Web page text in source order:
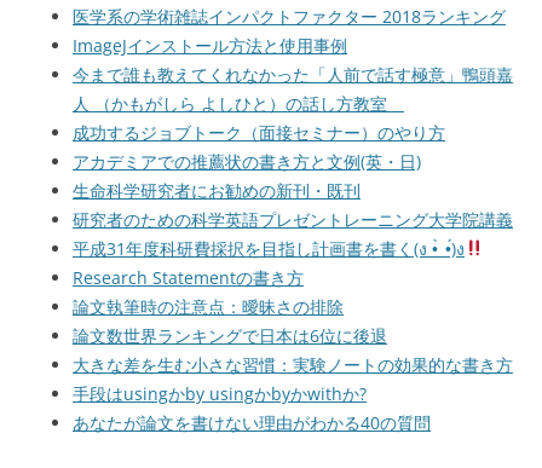
医学系の学術雑誌インパクトファクター 2018ランキング
ImageJインストール方法と使用事例
今まで誰も教えてくれなかった「人前で話す極意」鴨頭嘉
人 （かもがしら よしひと）の話し方教室
成功するジョブトーク（面接セミナー）のやり方
アカデミアでの推薦状の書き方と文例(英・日)
生命科学研究者にお勧めの新刊・既刊
研究者のための科学英語プレゼントレーニング大学院講義
平成31年度科研費採択を目指し計画書を書く(ง •̀_•́)ง
Research Statementの書き方
論文執筆時の注意点：曖昧さの排除
論文数世界ランキングで日本は6位に後退
大きな差を生む小さな習慣：実験ノートの効果的な書き方
手段はusingかby usingかbyかwithか?
あなたが論文を書けない理由がわかる40の質問